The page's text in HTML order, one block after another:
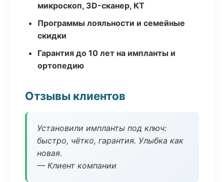
микроскоп, 3D-сканер, КТ
Программы лояльности и семейные
скидки
Гарантия до 10 лет на импланты и
ортопедию
Отзывы клиентов
Установили импланты под ключ:
быстро, чётко, гарантия. Улыбка как
новая.
— Клиент компании